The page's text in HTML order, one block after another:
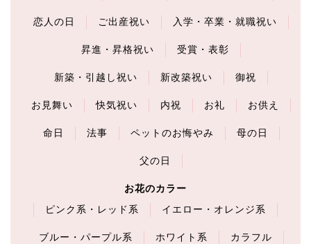
恋人の日 ご出産祝い 入学・卒業・就職祝い
昇進・昇格祝い 受賞・表彰
新築・引越し祝い 新改築祝い 御祝
お見舞い 快気祝い 内祝 お礼 お供え
命日 法事 ペットのお悔やみ 母の日
父の日
お花のカラー
ピンク系・レッド系
イエロー・オレンジ系
ブルー・パープル系 ホワイト系 カラフル